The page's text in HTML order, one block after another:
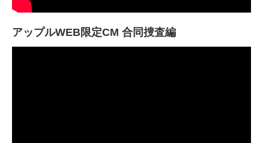
アップルWEB限定CM 合同捜査編